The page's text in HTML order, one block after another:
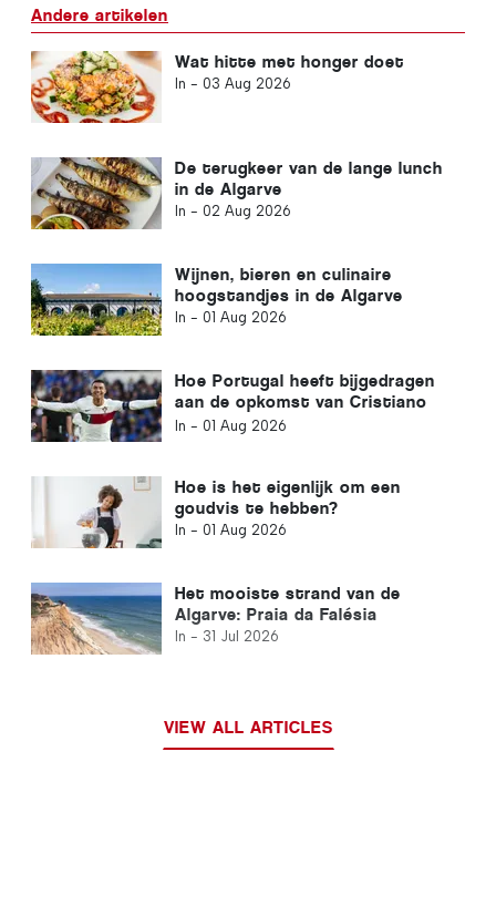
Andere artikelen
Wat hitte met honger doet
In - 03 Aug 2026
De terugkeer van de lange lunch
in de Algarve
In - 02 Aug 2026
Wijnen, bieren en culinaire
hoogstandjes in de Algarve
In - 01 Aug 2026
Hoe Portugal heeft bijgedragen
aan de opkomst van Cristiano
Ronaldo: het ontstaan van een
In - 01 Aug 2026
Hoe is het eigenlijk om een
goudvis te hebben?
In - 01 Aug 2026
Het mooiste strand van de
Algarve: Praia da Falésia
In - 31 Jul 2026
VIEW ALL ARTICLES